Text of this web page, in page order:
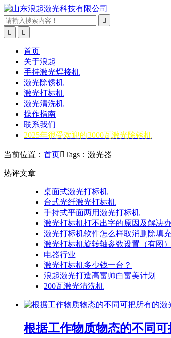



首页
关于浪起
手持激光焊接机
激光除锈机
激光打标机
激光清洗机
操作指南
联系我们
2025年很受欢迎的3000瓦激光除锈机
当前位置： 首页Tags：激光器
热评文章
桌面式激光打标机
台式光纤激光打标机
手持式平面两用激光打标机
激光打标机打不出字的原因及解决
激光打标机软件怎么样取消删除填充
激光打标机旋转轴参数设置（有图）
电器行业
激光打标机多少钱一台？
浪起激光打造高富帅白富美计划
200瓦激光清洗机
根据工作物质物态的不同